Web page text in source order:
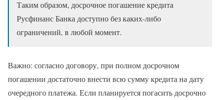
Таким образом, досрочное погашение кредита
Русфинанс Банка доступно без каких-либо
ограничений, в любой момент.
Важно: согласно договору, при полном досрочном
погашении достаточно внести всю сумму кредита на дату
очередного платежа. Если планируется погасить досрочно